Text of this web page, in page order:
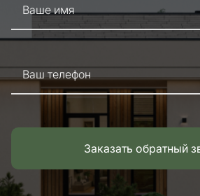
Ваше имя
Ваш телефон
Заказать обратный